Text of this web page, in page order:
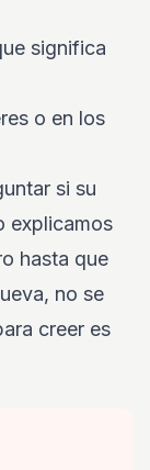
significa
o en los
si su
explicamos
hasta que
no se
creer es